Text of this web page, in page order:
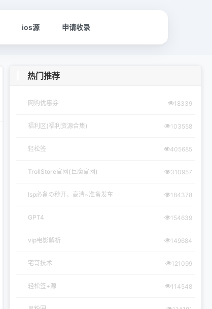
ios源 申请收录
热门推荐
网购优惠券 18339
福利区(福利资源合集) 103558
轻松签 405685
TrollStore官网(巨魔官网) 310957
lsp必备の秒开、高清~准备发车 184378
GPT4 154639
vip电影解析 149684
宅哥技术 121099
轻松签+源 114548